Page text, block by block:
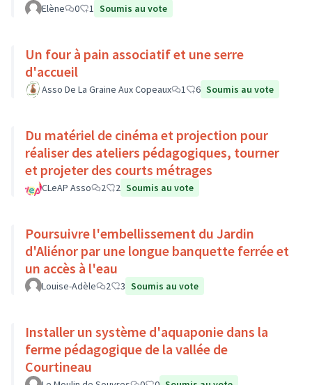
Elène 0 1 Soumis au vote
Un four à pain associatif et une serre
d'accueil
Asso De La Graine Aux Copeaux 1 6 Soumis au vote
Du matériel de cinéma et projection pour
réaliser des ateliers pédagogiques, tourner
et projeter des courts métrages
CLeAP Asso 2 2 Soumis au vote
Poursuivre l'embellissement du Jardin
d'Aliénor par une longue banquette ferrée et
un accès à l'eau
Louise-Adèle 2 3 Soumis au vote
Installer un système d'aquaponie dans la
ferme pédagogique de la vallée de
Courtineau